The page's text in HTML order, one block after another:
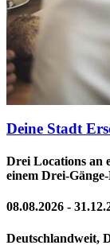
Deine Stadt
Drei Locations an
einem Drei-
08.08.2026 -
Deutschlandweit,